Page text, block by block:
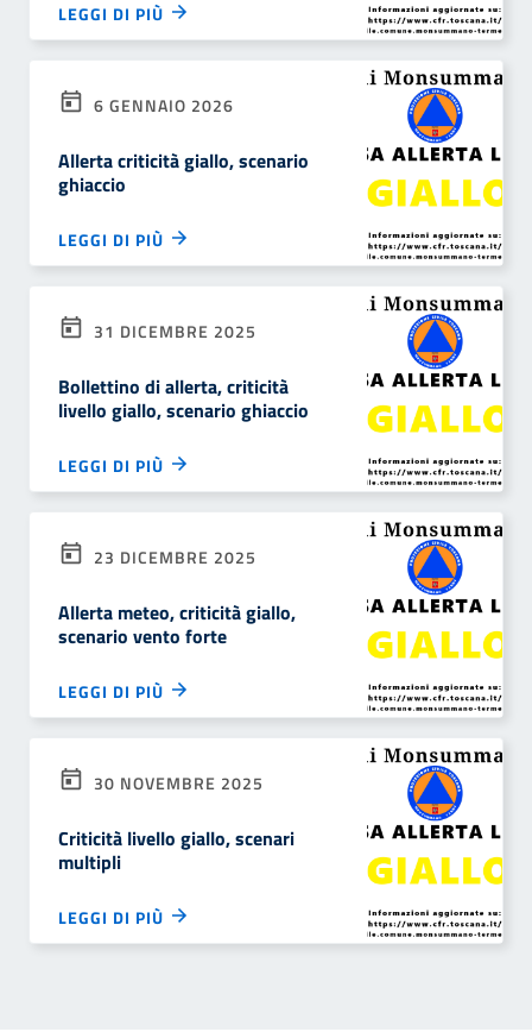
LEGGI DI PIÙ
6 GENNAIO 2026
Allerta criticità giallo, scenario
ghiaccio
LEGGI DI PIÙ
31 DICEMBRE 2025
Bollettino di allerta, criticità
livello giallo, scenario ghiaccio
LEGGI DI PIÙ
23 DICEMBRE 2025
Allerta meteo, criticità giallo,
scenario vento forte
LEGGI DI PIÙ
30 NOVEMBRE 2025
Criticità livello giallo, scenari
multipli
LEGGI DI PIÙ